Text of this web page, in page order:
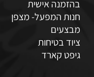
בהזמנה אישית
חנות המפעל- מצפן
מבצעים
ציוד בטיחות
גיפט קארד